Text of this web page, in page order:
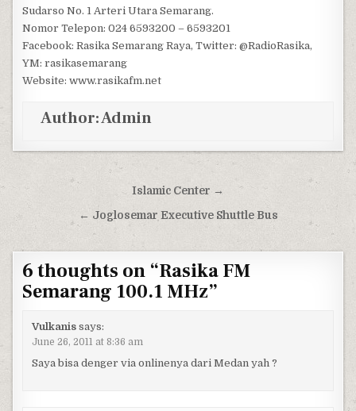
Sudarso No. 1 Arteri Utara Semarang.
Nomor Telepon: 024 6593200 – 6593201
Facebook: Rasika Semarang Raya, Twitter: @RadioRasika,
YM: rasikasemarang
Website: www.rasikafm.net
Author:Admin
Post navigationIslamic Center →
← Joglosemar Executive Shuttle Bus
6 thoughts on “Rasika FM
Semarang 100.1 MHz”
Vulkanis says:
June 26, 2011 at 8:36 am
Saya bisa denger via onlinenya dari Medan yah ?